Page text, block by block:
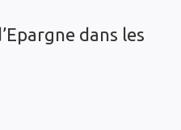
dans les